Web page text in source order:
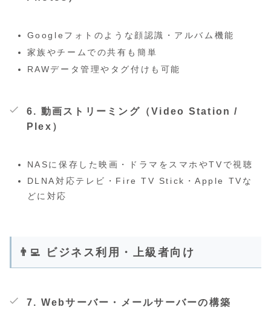
Googleフォトのような顔認識・アルバム機能
家族やチームでの共有も簡単
RAWデータ管理やタグ付けも可能
6. 動画ストリーミング（Video Station /
Plex）
NASに保存した映画・ドラマをスマホやTVで視聴
DLNA対応テレビ・Fire TV Stick・Apple TVな
どに対応
👨‍💻 ビジネス利用・上級者向け
7. Webサーバー・メールサーバーの構築